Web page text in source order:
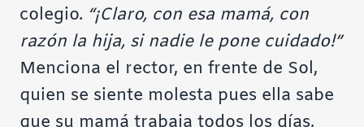
colegio. “¡Claro, con esa mamá, con
razón la hija, si nadie le pone cuidado!”
Menciona el rector, en frente de Sol,
quien se siente molesta pues ella sabe
que su mamá trabaja todos los días,